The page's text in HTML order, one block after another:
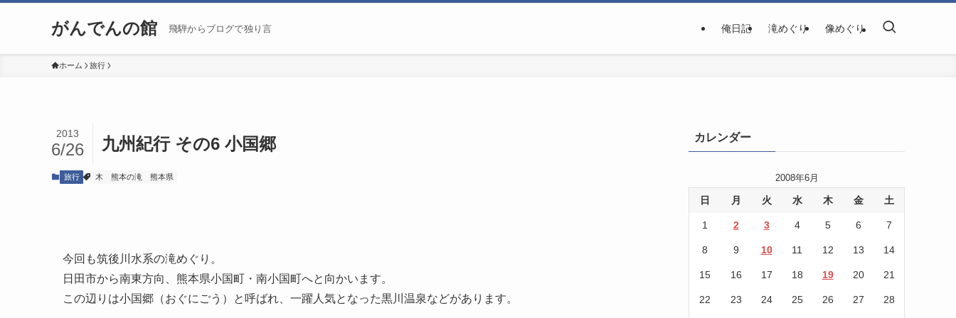
がんでんの館 飛騨からブログで独り言 俺日記 滝めぐり 像めぐり
ホーム 旅行
九州紀行 その6 小国郷
2013
6/26
旅行 木 熊本の滝 熊本県
今回も筑後川水系の滝めぐり。
日田市から南東方向、熊本県小国町・南小国町へと向かいます。
この辺りは小国郷（おぐにごう）と呼ばれ、一躍人気となった黒川温泉などがあります。
カレンダー
2008年6月
日 月 火 水 木 金 土
1 2 3 4 5 6 7
8 9 10 11 12 13 14
15 16 17 18 19 20 21
22 23 24 25 26 27 28